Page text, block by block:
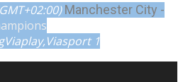
Manchester City -
Viaplay,Viasport 1